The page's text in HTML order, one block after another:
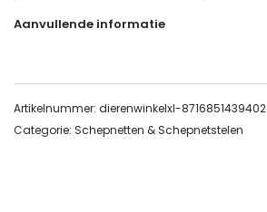
Aanvullende informatie
Artikelnummer: dierenwinkelxl-8716851439402
Categorie: Schepnetten & Schepnetstelen